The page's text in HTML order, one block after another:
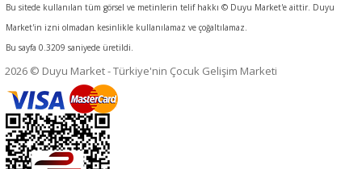
Bu sitede kullanılan tüm görsel ve metinlerin telif hakkı © Duyu Market'e aittir. Duyu
Market'in izni olmadan kesinlikle kullanılamaz ve çoğaltılamaz.
Bu sayfa 0.3209 saniyede üretildi.
2026 © Duyu Market - Türkiye'nin Çocuk Gelişim Marketi